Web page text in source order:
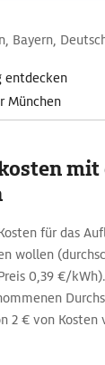
Bayern,
entdecken
München
mit
für das
wollen
0,39 €/
2 € von Kosten